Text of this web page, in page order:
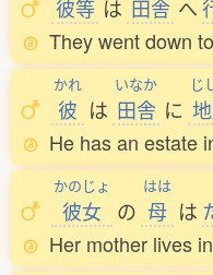
彼等 は 田舎 へ
They went down
かれ
彼 は
いなか
田舎 に
じ
He has an estate
かのじょ
彼女 の
はは
母 は
Her mother lives